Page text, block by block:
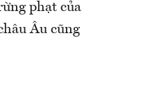
phạt của
Âu cũng